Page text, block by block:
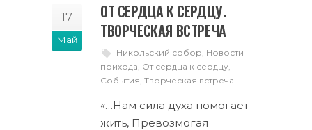
17
Май
ОТ СЕРДЦА К СЕРДЦУ.
ТВОРЧЕСКАЯ ВСТРЕЧА
Никольский собор, Новости
прихода, От сердца к сердцу,
События, Творческая встреча
«…Нам сила духа помогает
жить, Превозмогая